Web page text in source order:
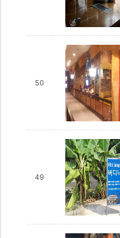
50
49